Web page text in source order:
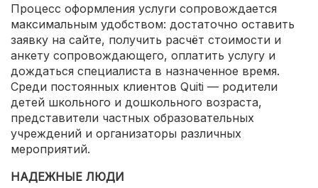
Процесс оформления услуги сопровождается
максимальным удобством: достаточно оставить
заявку на сайте, получить расчёт стоимости и
анкету сопровождающего, оплатить услугу и
дождаться специалиста в назначенное время.
Среди постоянных клиентов Quiti — родители
детей школьного и дошкольного возраста,
представители частных образовательных
учреждений и организаторы различных
мероприятий.
НАДЕЖНЫЕ ЛЮДИ